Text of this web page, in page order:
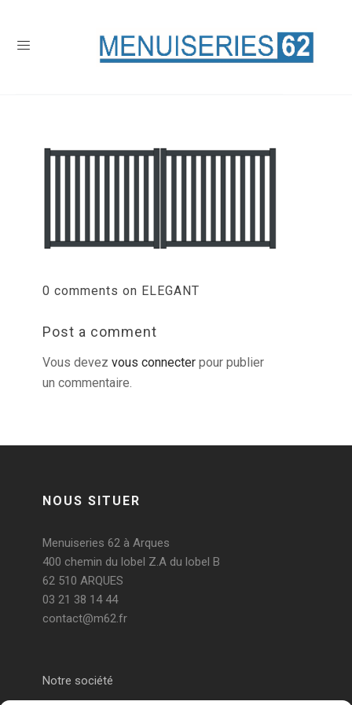
0 comments on ELEGANT
Post a comment
Vous devez vous connecter pour publier
un commentaire.
NOUS SITUER
Menuiseries 62 à Arques
400 chemin du lobel Z.A du lobel B
62 510 ARQUES
03 21 38 14 44
contact@m62.fr
Notre société